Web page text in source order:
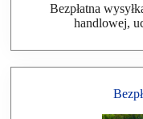
Bezpłatna
handlowej,